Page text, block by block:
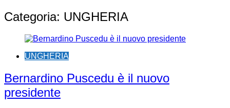
Categoria: UNGHERIA
UNGHERIA
Bernardino Puscedu è il nuovo
presidente